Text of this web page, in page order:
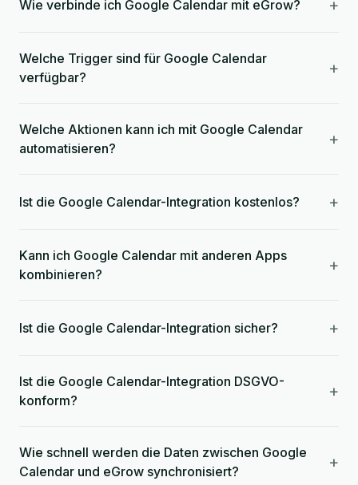
Wie verbinde ich Google Calendar mit eGrow? +
Welche Trigger sind für Google Calendar
verfügbar?
+
Welche Aktionen kann ich mit Google Calendar
automatisieren?
+
Ist die Google Calendar-Integration kostenlos? +
Kann ich Google Calendar mit anderen Apps
kombinieren?
+
Ist die Google Calendar-Integration sicher? +
Ist die Google Calendar-Integration DSGVO-
konform?
+
Wie schnell werden die Daten zwischen Google
Calendar und eGrow synchronisiert?
+